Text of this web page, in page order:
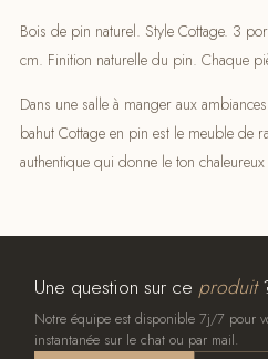
Bois de pin naturel. Style Cottage. 3
cm. Finition naturelle du pin. Chaque
Dans une salle à manger aux
bahut Cottage en pin est le meuble de
authentique qui donne le ton
Une question sur ce produit
Notre équipe est disponible 7j/7 pour
instantanée sur le chat ou par mail.